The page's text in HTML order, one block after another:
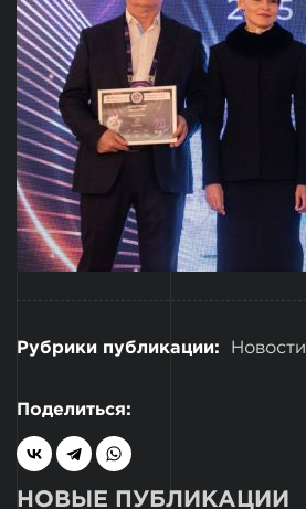
Рубрики публикации: Новости
Поделиться:
НОВЫЕ ПУБЛИКАЦИИ